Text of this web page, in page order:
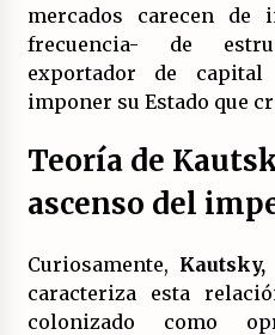
mercados carecen de
frecuencia- de
exportador de
imponer su Estado que
Teoría de
ascenso del
Curiosamente, Kautsky,
caracteriza esta
colonizado como